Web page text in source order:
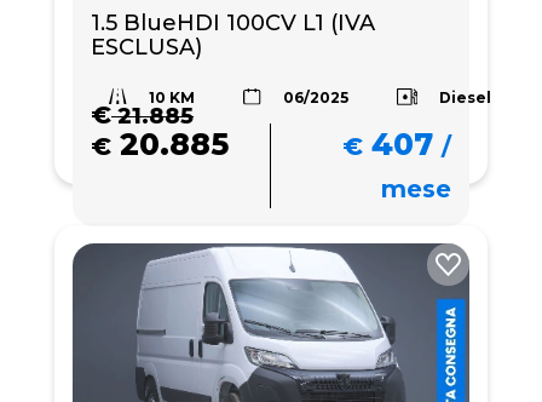
1.5 BlueHDI 100CV L1 (IVA
ESCLUSA)
10 KM 06/2025 Diesel
€21.885
€ 20.885 € 407 /
mese